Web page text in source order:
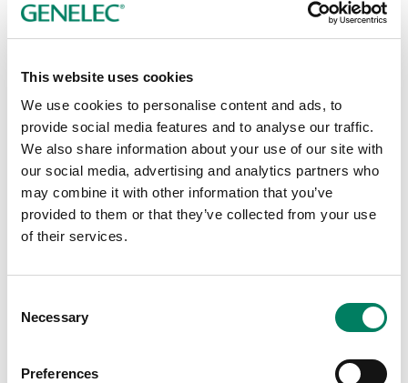
This website uses cookies
We use cookies to personalise content and ads, to
provide social media features and to analyse our traffic.
We also share information about your use of our site with
our social media, advertising and analytics partners who
may combine it with other information that you’ve
provided to them or that they’ve collected from your use
of their services.
Selection
Necessary
Preferences
Kort monteringsklämma till tross för olika Genelec-modeller.